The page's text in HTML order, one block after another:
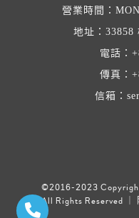
營業時間：
地址： 33858
電話：
傳真：
信箱：
©2016-2023
All Rights Reserved ｜